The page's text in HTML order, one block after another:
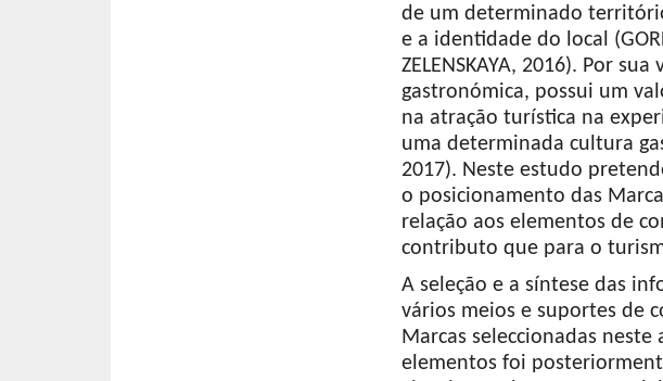
de um determinado
e a identidade do local
ZELENSKAYA, 2016). Por
gastronómica, possui um
na atração turística na
uma determinada cultura
2017). Neste estudo
o posicionamento das
relação aos elementos de
contributo que para o
A seleção e a síntese das
vários meios e suportes de
Marcas seleccionadas
elementos foi